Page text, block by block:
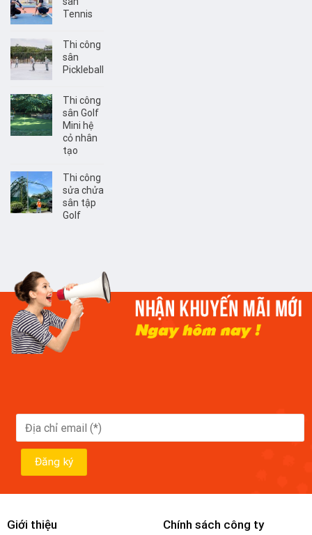
Tennis
Thi công
sân
Pickleball
Thi công
sân Golf
Mini hệ
cỏ nhân
tạo
Thi công
sửa chửa
sân tập
Golf
Giới thiệu Chính sách công ty